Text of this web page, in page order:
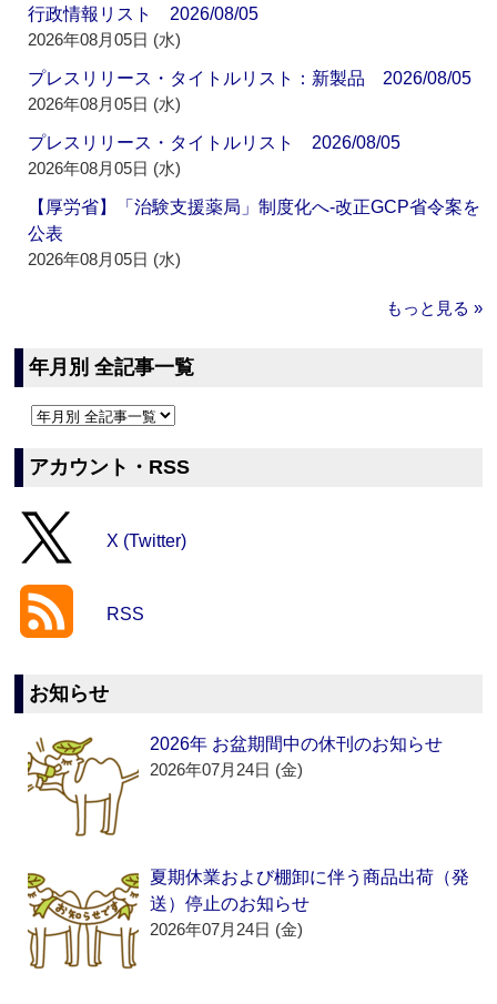
行政情報リスト 2026/08/05
2026年08月05日 (水)
プレスリリース・タイトルリスト：新製品 2026/08/05
2026年08月05日 (水)
プレスリリース・タイトルリスト 2026/08/05
2026年08月05日 (水)
【厚労省】「治験支援薬局」制度化へ‐改正GCP省令案を
公表
2026年08月05日 (水)
もっと見る »
年月別 全記事一覧
アカウント・RSS
X (Twitter)
RSS
お知らせ
2026年 お盆期間中の休刊のお知らせ
2026年07月24日 (金)
夏期休業および棚卸に伴う商品出荷（発
送）停止のお知らせ
2026年07月24日 (金)